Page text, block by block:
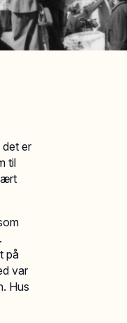
det er
til
på
var
Hus